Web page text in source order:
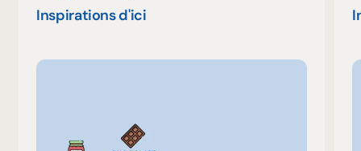
Inspirations d'ici